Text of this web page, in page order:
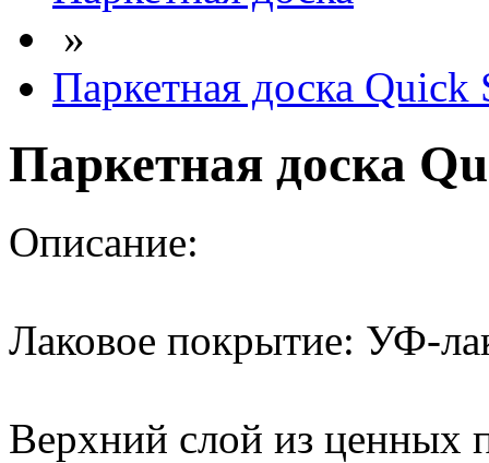
»
Паркетная доска
Паркетная доска
Описание:
Лаковое покрытие: УФ-
Верхний слой из ценных